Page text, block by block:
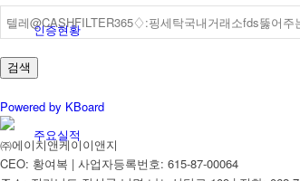
인증현황
주요실적
검색
Powered by KBoard
㈜에이치앤케이이앤지
CEO: 황여복 | 사업자등록번호: 615-87-00064